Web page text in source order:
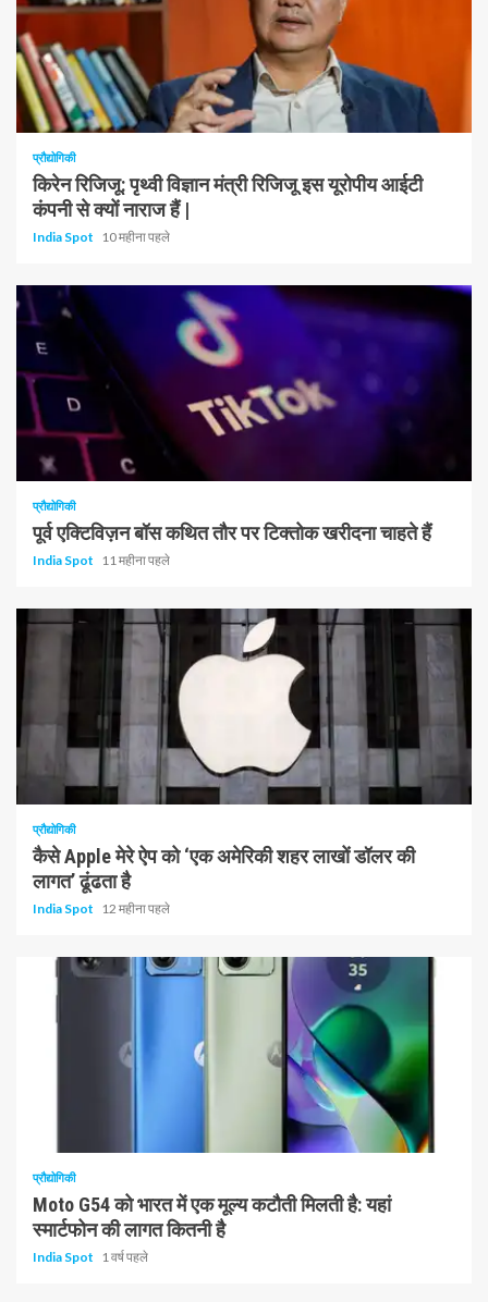
1 न्यूनतम पढ़ा
प्रौद्योगिकी
किरेन रिजिजू: पृथ्वी विज्ञान मंत्री रिजिजू इस यूरोपीय आईटी
कंपनी से क्यों नाराज हैं |
India Spot 10 महीना पहले
प्रौद्योगिकी
पूर्व एक्टिविज़न बॉस कथित तौर पर टिक्तोक खरीदना चाहते हैं
India Spot 11 महीना पहले
1 न्यूनतम पढ़ा
प्रौद्योगिकी
कैसे Apple मेरे ऐप को ‘एक अमेरिकी शहर लाखों डॉलर की
लागत’ ढूंढता है
India Spot 12 महीना पहले
प्रौद्योगिकी
Moto G54 को भारत में एक मूल्य कटौती मिलती है: यहां
स्मार्टफोन की लागत कितनी है
India Spot 1 वर्ष पहले